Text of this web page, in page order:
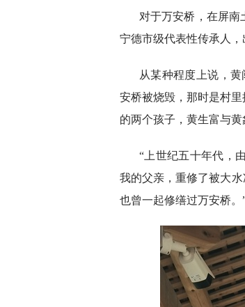
对于万安桥，在屏南
宁德市级代表性传承人，
从某种程度上说，
安桥被烧毁，那时是村
的两个孩子，黄生富与
“上世纪五十年代，
我的父亲，重修了被大
也曾一起修缮过万安桥。